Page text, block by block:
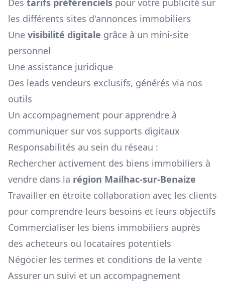
Des tarifs préférenciels pour votre publicité sur
les différents sites d'annonces immobiliers
Une visibilité digitale grâce à un mini-site
personnel
Une assistance juridique
Des leads vendeurs exclusifs, générés via nos
outils
Un accompagnement pour apprendre à
communiquer sur vos supports digitaux
Responsabilités au sein du réseau :
Rechercher activement des biens immobiliers à
vendre dans la région Mailhac-sur-Benaize
Travailler en étroite collaboration avec les clients
pour comprendre leurs besoins et leurs objectifs
Commercialiser les biens immobiliers auprès
des acheteurs ou locataires potentiels
Négocier les termes et conditions de la vente
Assurer un suivi et un accompagnement